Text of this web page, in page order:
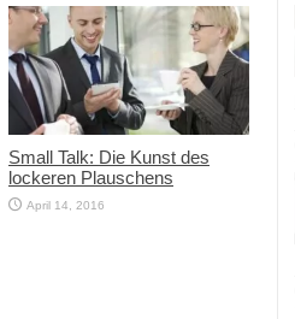
Small Talk: Die Kunst des
lockeren Plauschens
April 14, 2016